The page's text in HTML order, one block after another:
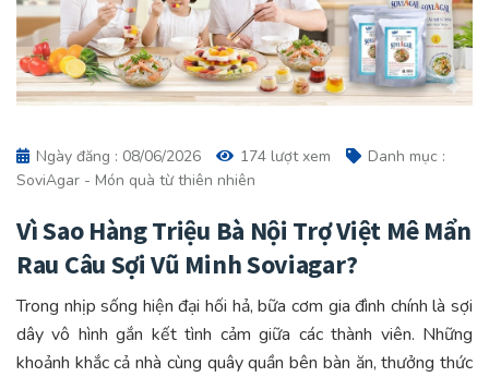
Ngày đăng : 08/06/2026 174 lượt xem
Danh mục :
SoviAgar - Món quà từ thiên nhiên
Vì Sao Hàng Triệu Bà Nội Trợ Việt Mê Mẩn
Rau Câu Sợi Vũ Minh Soviagar?
Trong nhịp sống hiện đại hối hả, bữa cơm gia đình chính là sợi
dây vô hình gắn kết tình cảm giữa các thành viên. Những
khoảnh khắc cả nhà cùng quây quần bên bàn ăn, thưởng thức